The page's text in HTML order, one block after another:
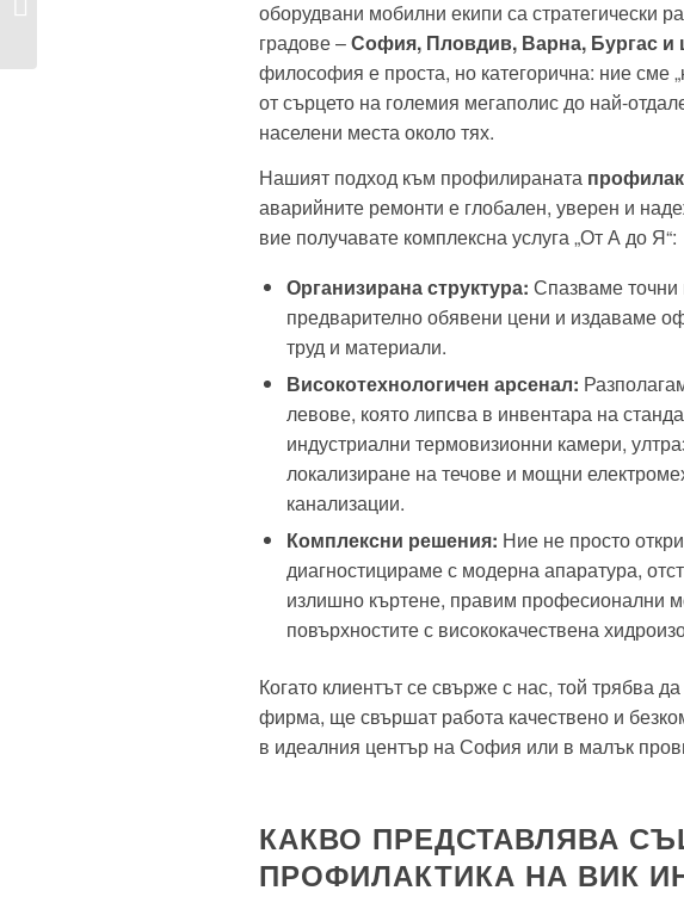
оборудвани мобилни екипи са стратегически
градове –София, Пловдив, Варна, Бургас и
философия е проста, но категорична: ние сме
от сърцето на големия мегаполис до най-
населени места около тях.
Нашият подход към профилираната
аварийните ремонти е глобален, уверен и
вие получавате комплексна услуга „От А до Я“:
Организирана структура: Спазваме точни
предварително обявени цени и издаваме
труд и материали.
Високотехнологичен арсенал:
левове, която липсва в инвентара на
индустриални термовизионни камери,
локализиране на течове и мощни
канализации.
Комплексни решения: Ние не просто
диагностицираме с модерна апаратура,
излишно къртене, правим професионални
повърхностите с висококачествена
Когато клиентът се свърже с нас, той трябва
фирма, ще свършат работа качествено и
в идеалния център на София или в малък
КАКВО ПРЕДСТАВЛЯВА
ПРОФИЛАКТИКА НА ВИК